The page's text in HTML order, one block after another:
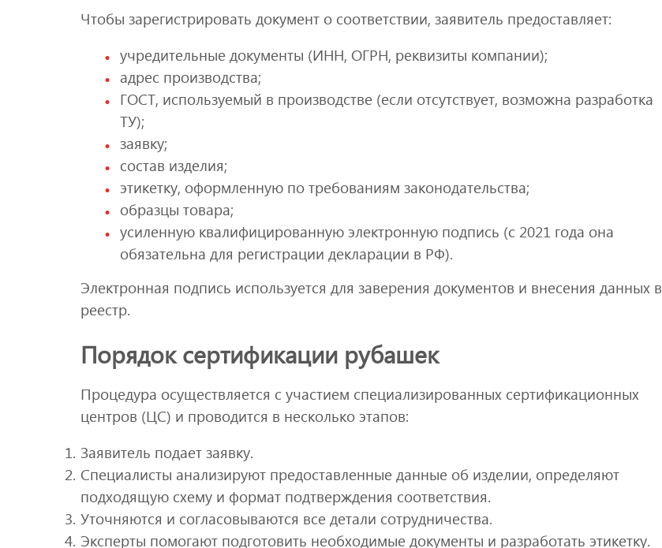
Чтобы зарегистрировать документ о соответствии, заявитель предоставляет:
учредительные документы (ИНН, ОГРН, реквизиты компании);
адрес производства;
ГОСТ, используемый в производстве (если отсутствует, возможна разработка
ТУ);
заявку;
состав изделия;
этикетку, оформленную по требованиям законодательства;
образцы товара;
усиленную квалифицированную электронную подпись (с 2021 года она
обязательна для регистрации декларации в РФ).
Электронная подпись используется для заверения документов и внесения данных в
реестр.
Порядок сертификации рубашек
Процедура осуществляется с участием специализированных сертификационных
центров (ЦС) и проводится в несколько этапов:
Заявитель подает заявку.
Специалисты анализируют предоставленные данные об изделии, определяют
подходящую схему и формат подтверждения соответствия.
Уточняются и согласовываются все детали сотрудничества.
Эксперты помогают подготовить необходимые документы и разработать этикетку.